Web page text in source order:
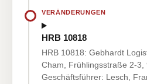
VERÄNDERUNGEN
HRB 10818
HRB 10818: Gebhardt
Cham, Frühlingsstraße 2-3,
Geschäftsführer: Lesch,